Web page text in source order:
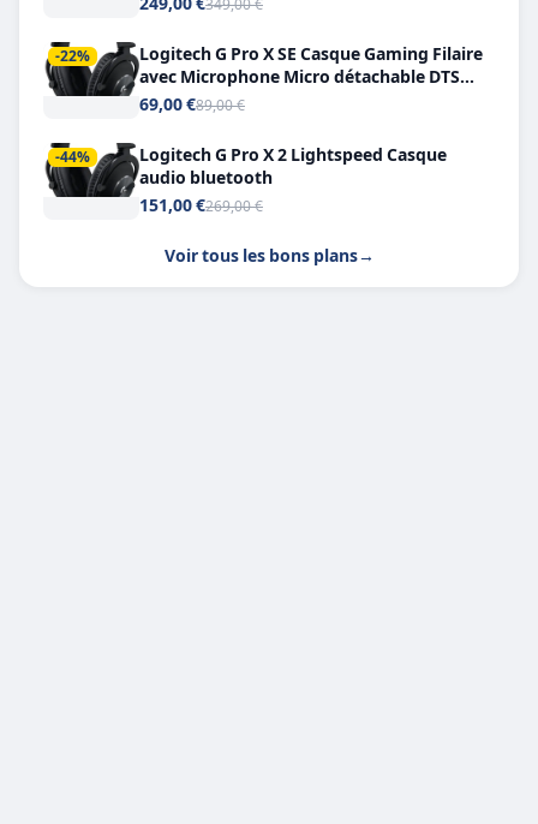
349,00 €
-22%
Logitech G Pro X SE Casque Gaming Filaire
avec Microphone Micro détachable DTS
Headphone X 7.1
69,00 €89,00 €
-44%
Logitech G Pro X 2 Lightspeed Casque
audio bluetooth
151,00 €269,00 €
Voir tous les bons plans→